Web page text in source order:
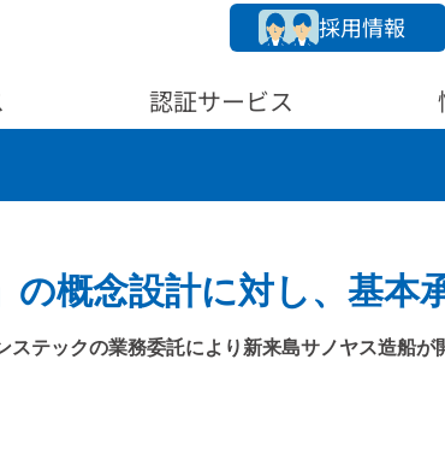
採用情報
認証サービス
の概念設計に対し、基本
テックの業務委託により新来島サノヤス造船が